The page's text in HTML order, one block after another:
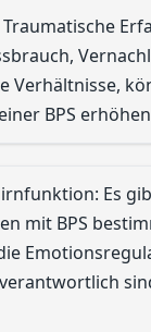
Verhältnisse,
BPS
Es
mit BPS